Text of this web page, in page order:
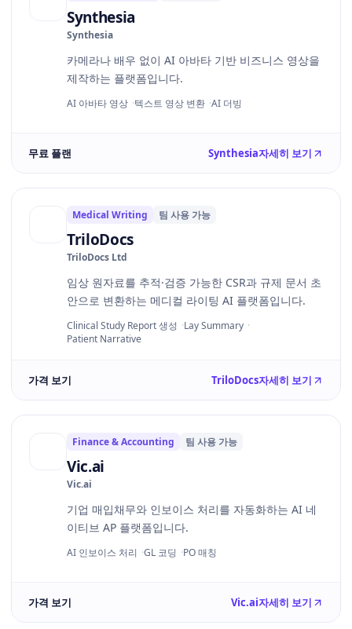
Synthesia
Synthesia
카메라나 배우 없이 AI 아바타 기반 비즈니스 영상을
제작하는 플랫폼입니다.
AI 아바타 영상 텍스트 영상 변환 AI 더빙
무료 플랜 Synthesia자세히 보기
Medical Writing 팀 사용 가능
TriloDocs
TriloDocs Ltd
임상 원자료를 추적·검증 가능한 CSR과 규제 문서 초
안으로 변환하는 메디컬 라이팅 AI 플랫폼입니다.
Clinical Study Report 생성 Lay Summary
Patient Narrative
가격 보기 TriloDocs자세히 보기
Finance & Accounting 팀 사용 가능
Vic.ai
Vic.ai
기업 매입채무와 인보이스 처리를 자동화하는 AI 네
이티브 AP 플랫폼입니다.
AI 인보이스 처리 GL 코딩 PO 매칭
가격 보기 Vic.ai자세히 보기